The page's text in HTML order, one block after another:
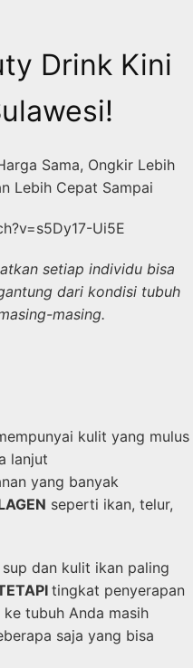
Drink Kini
Sama, Ongkir Lebih
Lebih Cepat Sampai
Ui5E
setiap individu bisa
dari kondisi tubuh
masing.
kulit yang mulus
lanjut
yang banyak
seperti ikan, telur,
dan kulit ikan paling
tingkat penyerapan
tubuh Anda masih
saja yang bisa